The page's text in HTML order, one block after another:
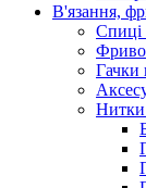
В'язання,
Спиці
Гачки
Нитки